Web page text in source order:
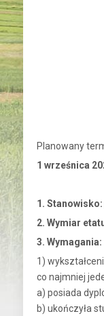
Planowany
1 wrześnica
1.
2. Wymiar
3. Wymagania:
1)
co najmniej
a) posiada
b) ukończyła